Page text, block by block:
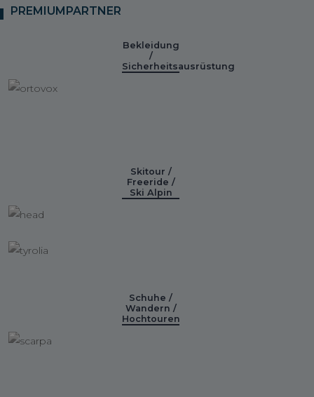
PREMIUMPARTNER
Bekleidung
/
Sicherheitsausrüstung
Skitour /
Freeride /
Ski Alpin
Schuhe /
Wandern /
Hochtouren